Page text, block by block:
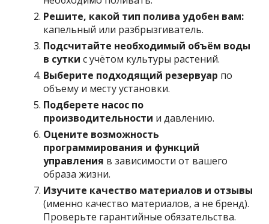
Решите, какой тип полива удобен вам:
капельный или разбрызгиватель.
Подсчитайте необходимый объём воды
в сутки с учётом культуры растений.
Выберите подходящий резервуар по
объему и месту установки.
Подберете насос по
производительности и давлению.
Оцените возможность
программирования и функций
управления в зависимости от вашего
образа жизни.
Изучите качество материалов и отзывы
(именно качество материалов, а не бренд).
Проверьте гарантийные обязательства.